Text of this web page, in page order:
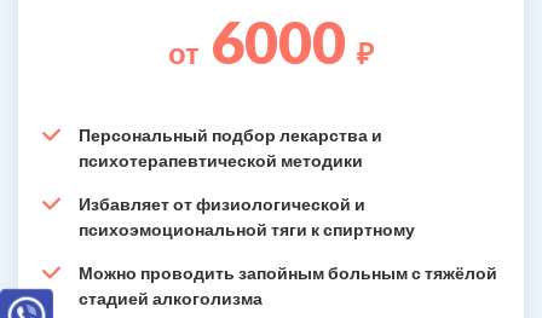
от 6000 ₽
Персональный подбор лекарства и
психотерапевтической методики
Избавляет от физиологической и
психоэмоциональной тяги к спиртному
Можно проводить запойным больным с тяжёлой
стадией алкоголизма